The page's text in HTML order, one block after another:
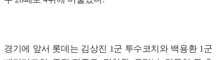
경기에 앞서 롯데는 김상진 1군 투수코치와 백용환 1군